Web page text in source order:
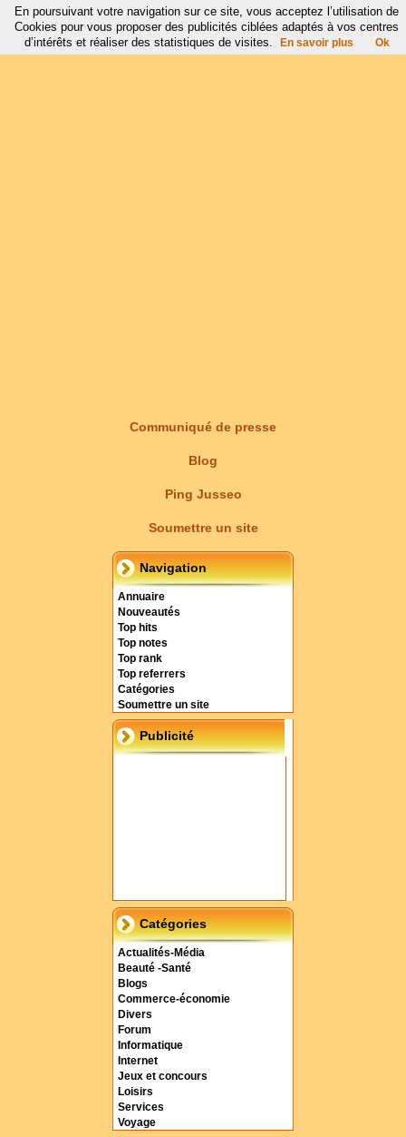
Communiqué de presse
Blog
Ping Jusseo
Soumettre un site
Navigation
Annuaire
Nouveautés
Top hits
Top notes
Top rank
Top referrers
Catégories
Soumettre un site
Publicité
Catégories
Actualités-Média
Beauté -Santé
Blogs
Commerce-économie
Divers
Forum
Informatique
Internet
Jeux et concours
Loisirs
Services
Voyage
En poursuivant votre navigation sur ce site, vous acceptez l’utilisation de
Cookies pour vous proposer des publicités ciblées adaptés à vos centres
d’intérêts et réaliser des statistiques de visites.
En savoir plus Ok